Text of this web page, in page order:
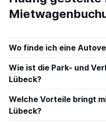
Wo finde ich eine
Wie ist die Park- und
Lübeck?
Welche Vorteile bringt
Lübeck?